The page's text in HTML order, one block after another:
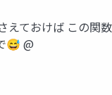
えておけば この関
😅 @